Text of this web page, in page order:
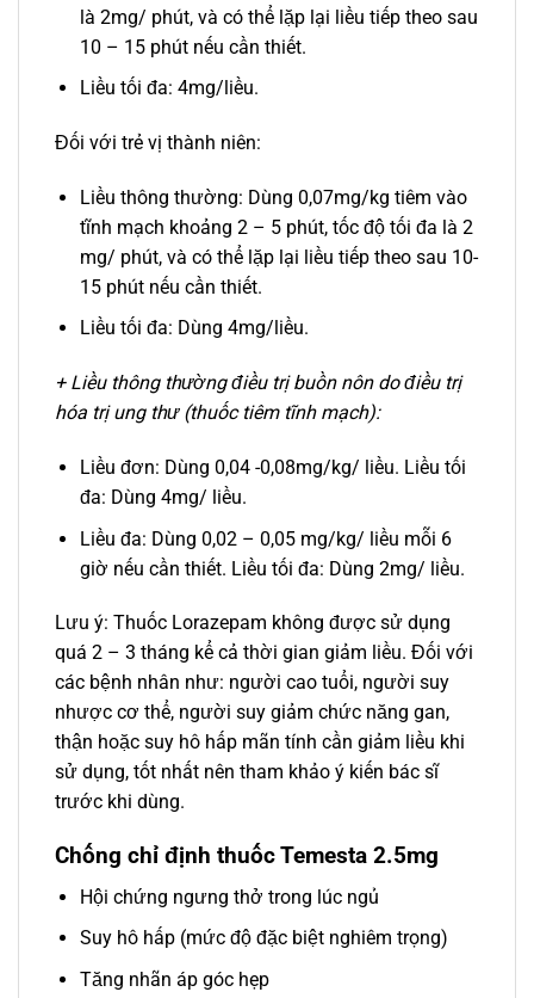
là 2mg/ phút, và có thể lặp lại liều tiếp theo sau
10 – 15 phút nếu cần thiết.
Liều tối đa: 4mg/liều.
Đối với trẻ vị thành niên:
Liều thông thường: Dùng 0,07mg/kg tiêm vào
tĩnh mạch khoảng 2 – 5 phút, tốc độ tối đa là 2
mg/ phút, và có thể lặp lại liều tiếp theo sau 10-
15 phút nếu cần thiết.
Liều tối đa: Dùng 4mg/liều.
+ Liều thông thường điều trị buồn nôn do điều trị
hóa trị ung thư (thuốc tiêm tĩnh mạch):
Liều đơn: Dùng 0,04 -0,08mg/kg/ liều. Liều tối
đa: Dùng 4mg/ liều.
Liều đa: Dùng 0,02 – 0,05 mg/kg/ liều mỗi 6
giờ nếu cần thiết. Liều tối đa: Dùng 2mg/ liều.
Lưu ý: Thuốc Lorazepam không được sử dụng
quá 2 – 3 tháng kể cả thời gian giảm liều. Đối với
các bệnh nhân như: người cao tuổi, người suy
nhược cơ thể, người suy giảm chức năng gan,
thận hoặc suy hô hấp mãn tính cần giảm liều khi
sử dụng, tốt nhất nên tham khảo ý kiến bác sĩ
trước khi dùng.
Chống chỉ định thuốc Temesta 2.5mg
Hội chứng ngưng thở trong lúc ngủ
Suy hô hấp (mức độ đặc biệt nghiêm trọng)
Tăng nhãn áp góc hẹp